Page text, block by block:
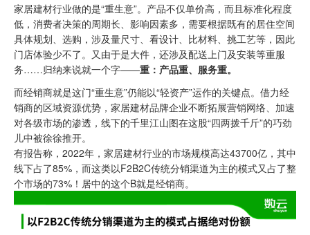
家居建材行业做的是“重生意”。产品不仅单价高，而且标准化程度
低，消费者决策的周期长、影响因素多，需要根据既有的居住空间
具体规划、选购，涉及量尺寸、看设计、比材料、挑工艺等，因此
门店体验少不了。又由于是大件，还涉及配送上门及安装等重服
务……归纳来说就一个字——重：产品重、服务重。
而经销商就是这门“重生意”仍能以“轻资产”运作的关键点。借力经
销商的区域资源优势，家居建材品牌企业不断拓展营销网络、加速
对各级市场的渗透，线下的千里江山图在这股“四两拨千斤”的巧劲
儿中被徐徐推开。
有报告称，2022年，家居建材行业的市场规模高达43700亿，其中
线下占了85%，而这类以F2B2C传统分销渠道为主的模式又占了整
个市场的73%！居中的这个B就是经销商。